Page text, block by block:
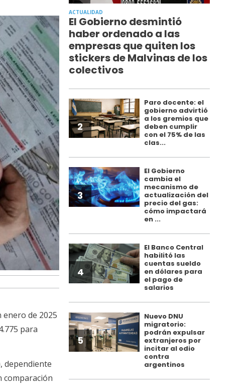
de 2025
para
dependiente
comparación
ACTUALIDAD
El Gobierno desmintió
haber ordenado a las
empresas que quiten los
stickers de Malvinas de los
colectivos
2
Paro docente: el
gobierno advirtió
a los gremios que
deben cumplir
con el 75% de las
clas...
3
El Gobierno
cambia el
mecanismo de
actualización del
precio del gas:
cómo impactará
en ...
4
El Banco Central
habilitó las
cuentas sueldo
en dólares para
el pago de
salarios
5
Nuevo DNU
migratorio:
podrán expulsar
extranjeros por
incitar al odio
contra
argentinos